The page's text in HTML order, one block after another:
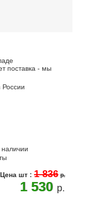
поставка - мы
России
Цена шт : 1 836 p.
1 530 p.